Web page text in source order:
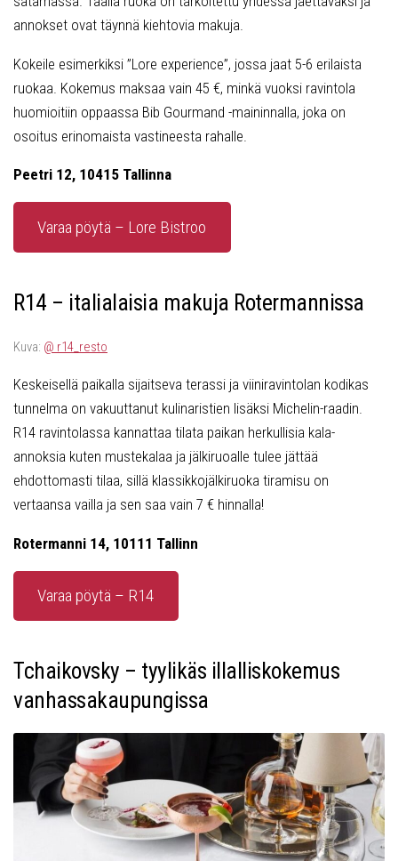
annokset ovat täynnä kiehtovia makuja.
Kokeile esimerkiksi ”Lore experience”, jossa jaat 5-6 erilaista
ruokaa. Kokemus maksaa vain 45 €, minkä vuoksi ravintola
huomioitiin oppaassa Bib Gourmand -maininnalla, joka on
osoitus erinomaista vastineesta rahalle.
Peetri 12, 10415 Tallinna
Varaa pöytä – Lore Bistroo
R14 – italialaisia makuja Rotermannissa
Kuva: @ r14_resto
Keskeisellä paikalla sijaitseva terassi ja viiniravintolan kodikas
tunnelma on vakuuttanut kulinaristien lisäksi Michelin-raadin.
R14 ravintolassa kannattaa tilata paikan herkullisia kala-
annoksia kuten mustekalaa ja jälkiruoalle tulee jättää
ehdottomasti tilaa, sillä klassikkojälkiruoka tiramisu on
vertaansa vailla ja sen saa vain 7 € hinnalla!
Rotermanni 14, 10111 Tallinn
Varaa pöytä – R14
Tchaikovsky – tyylikäs illalliskokemus
vanhassakaupungissa